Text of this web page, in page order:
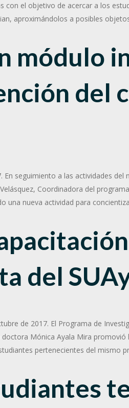
con el objetivo de acercar a los
aproximándolos a posibles
módulo
del
En seguimiento a las actividades
Coordinadora del
una nueva actividad para
del
de 2017. El Programa de
doctora Mónica Ayala Mira
pertenecientes del mismo